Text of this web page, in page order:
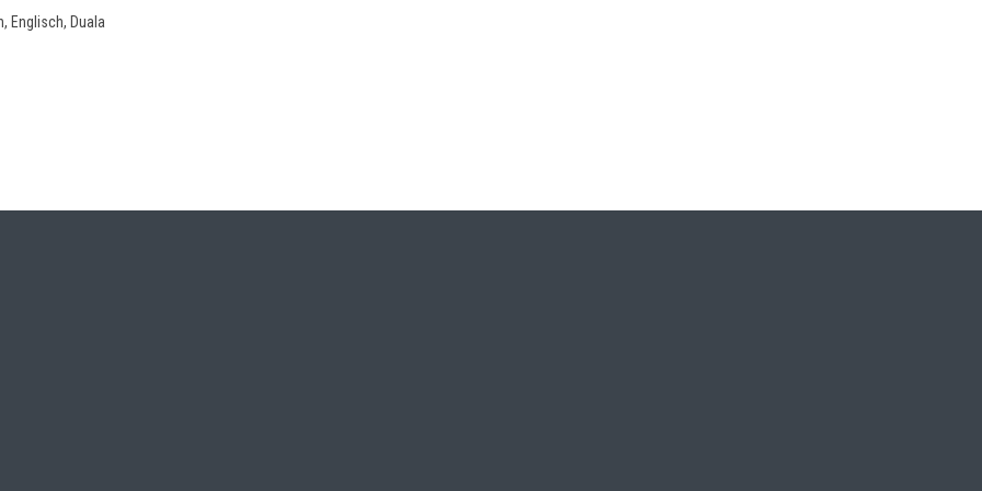
Englisch, Duala